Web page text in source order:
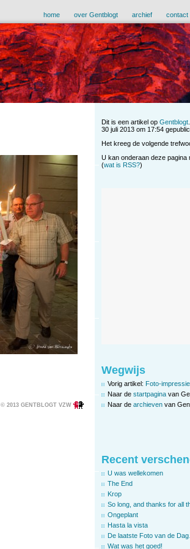
home over Gentblogt archief contact
© 2013 GENTBLOGT VZW
Dit is een artikel op Gentblogt
30 juli 2013 om 17:54
Het kreeg de volgende
U kan onderaan deze pagina
(wat is RSS?)
Wegwijs
Vorig artikel: Foto-
Naar de startpagina van
Naar de archieven van
Recent
U was wellekomen
The End
Krop
So long, and thanks for all
Ongeplant
Hasta la vista
De laatste Foto van de
Wat was het goed!